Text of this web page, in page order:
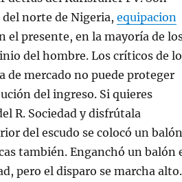
norte de Nigeria, equipacion
el presente, en la mayoría de
del hombre. Los críticos de
de mercado no puede proteger
del ingreso. Si quieres
R. Sociedad y disfrútala
del escudo se colocó un balón
también. Enganchó un balón
pero el disparo se marcha alto.